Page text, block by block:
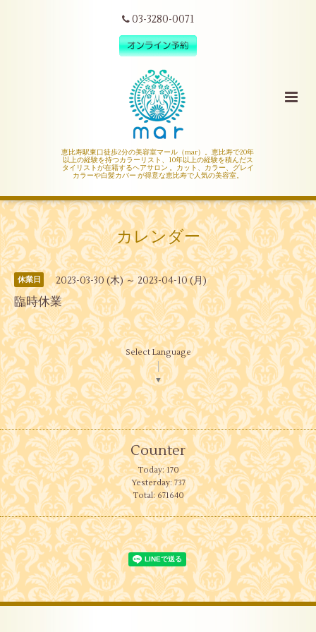
03-3280-0071
恵比寿駅東口徒歩2分の美容室マール（mar）。恵比寿で20年
以上の経験を持つカラーリスト、10年以上の経験を積んだス
タイリストが在籍するヘアサロン 。カット、カラー、グレイ
カラーや白髪カバー が得意な恵比寿で人気の美容室。
カレンダー
休業日 2023-03-30 (木) ～ 2023-04-10 (月)
臨時休業
Select Language
▼
Counter
Today:170
Yesterday:737
Total:671640